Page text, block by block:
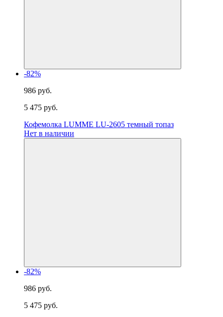
-82%
986 руб.
5 475 руб.
Кофемолка LUMME LU-2605 темный топаз
Нет в наличии
-82%
986 руб.
5 475 руб.